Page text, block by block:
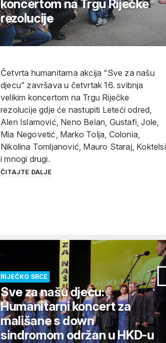
koncertom na Trgu Riječke
rezolucije
Četvrta humanitarna akcija “Sve za našu
djecu” završava u četvrtak 16. svibnja
velikim koncertom na Trgu Riječke
rezolucije gdje će nastupiti Leteći odred,
Alen Islamović, Neno Belan, Gustafi, Jole,
Mia Negovetić, Marko Tolja, Colonia,
Nikolina Tomljanović, Mauro Staraj, Koktelsi
i mnogi drugi.
ČITAJTE DALJE
RIJEČKO SRCE
Sve za našu djecu:
Humanitarni koncert za
mališane s down
sindromom održan u HKD-u